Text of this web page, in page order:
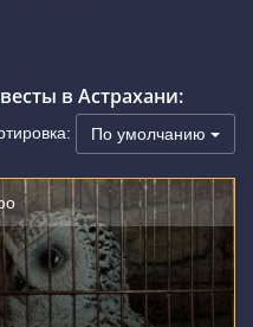
в Астрахани:
По умолчанию